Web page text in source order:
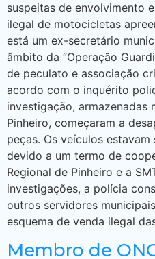
suspeitas de envolvimento
ilegal de motocicletas
está um ex-secretário
âmbito da “Operação
de peculato e associação
acordo com o inquérito
investigação, armazenadas
Pinheiro, começaram a
peças. Os veículos
devido a um termo de
Regional de Pinheiro e a
investigações, a polícia
outros servidores
esquema de venda ilegal
Membro de